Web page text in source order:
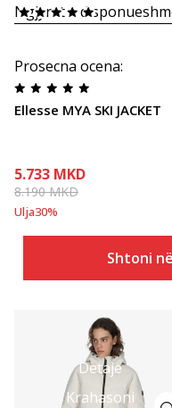
Ngjyrat e
Prosecna ocena:
Ellesse MYA SKI JACKET
5.733 MKD
8.190MKD
Ulja30%
Shtoni
Detaje
Krahasoni